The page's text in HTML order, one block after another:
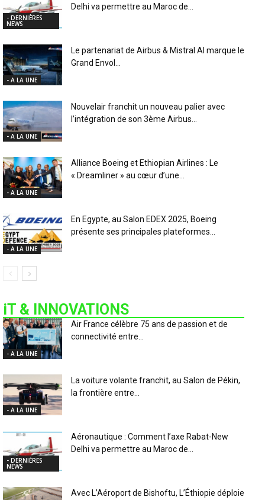
- DERNIÈRES
NEWS
Delhi va permettre au Maroc de...
- A LA UNE
Le partenariat de Airbus & Mistral AI marque le
Grand Envol...
- A LA UNE
Nouvelair franchit un nouveau palier avec
l’intégration de son 3ème Airbus...
- A LA UNE
Alliance Boeing et Ethiopian Airlines : Le
« Dreamliner » au cœur d’une...
- A LA UNE
En Egypte, au Salon EDEX 2025, Boeing
présente ses principales plateformes...
iT & INNOVATIONS
- A LA UNE
Air France célèbre 75 ans de passion et de
connectivité entre...
- A LA UNE
La voiture volante franchit, au Salon de Pékin,
la frontière entre...
- DERNIÈRES
NEWS
Aéronautique : Comment l’axe Rabat-New
Delhi va permettre au Maroc de...
Avec L’Aéroport de Bishoftu, L’Éthiopie déploie